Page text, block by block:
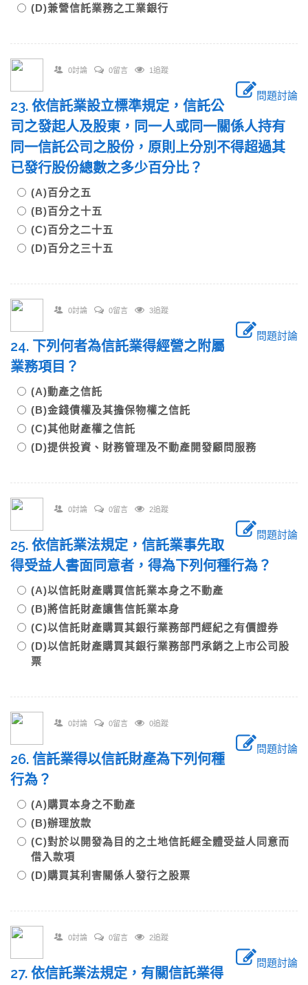
(D)兼營信託業務之工業銀行
0討論 0留言 1追蹤
問題討論
23. 依信託業設立標準規定，信託公
司之發起人及股東，同一人或同一關係人持有
同一信託公司之股份，原則上分別不得超過其
已發行股份總數之多少百分比？
(A)百分之五
(B)百分之十五
(C)百分之二十五
(D)百分之三十五
0討論 0留言 3追蹤
問題討論
24. 下列何者為信託業得經營之附屬
業務項目？
(A)動產之信託
(B)金錢債權及其擔保物權之信託
(C)其他財產權之信託
(D)提供投資、財務管理及不動產開發顧問服務
0討論 0留言 2追蹤
問題討論
25. 依信託業法規定，信託業事先取
得受益人書面同意者，得為下列何種行為？
(A)以信託財產購買信託業本身之不動產
(B)將信託財產讓售信託業本身
(C)以信託財產購買其銀行業務部門經紀之有價證券
(D)以信託財產購買其銀行業務部門承銷之上市公司股
票
0討論 0留言 0追蹤
問題討論
26. 信託業得以信託財產為下列何種
行為？
(A)購買本身之不動產
(B)辦理放款
(C)對於以開發為目的之土地信託經全體受益人同意而
借入款項
(D)購買其利害關係人發行之股票
0討論 0留言 2追蹤
問題討論
27. 依信託業法規定，有關信託業得